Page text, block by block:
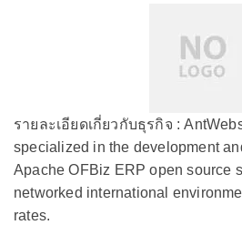
รายละเอียดเกี่ยวกับธุรกิจ :
specialized in the development
Apache OFBiz ERP open source
networked international
rates.